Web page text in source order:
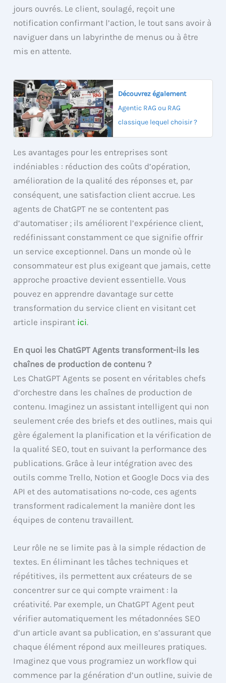
jours ouvrés. Le client, soulagé, reçoit une
notification confirmant l’action, le tout sans avoir à
naviguer dans un labyrinthe de menus ou à être
mis en attente.
Découvrez également
Agentic RAG ou RAG
classique lequel choisir ?
Les avantages pour les entreprises sont
indéniables : réduction des coûts d’opération,
amélioration de la qualité des réponses et, par
conséquent, une satisfaction client accrue. Les
agents de ChatGPT ne se contentent pas
d’automatiser ; ils améliorent l’expérience client,
redéfinissant constamment ce que signifie offrir
un service exceptionnel. Dans un monde où le
consommateur est plus exigeant que jamais, cette
approche proactive devient essentielle. Vous
pouvez en apprendre davantage sur cette
transformation du service client en visitant cet
article inspirant ici.
En quoi les ChatGPT Agents transforment-ils les
chaînes de production de contenu ?
Les ChatGPT Agents se posent en véritables chefs
d’orchestre dans les chaînes de production de
contenu. Imaginez un assistant intelligent qui non
seulement crée des briefs et des outlines, mais qui
gère également la planification et la vérification de
la qualité SEO, tout en suivant la performance des
publications. Grâce à leur intégration avec des
outils comme Trello, Notion et Google Docs via des
API et des automatisations no-code, ces agents
transforment radicalement la manière dont les
équipes de contenu travaillent.
Leur rôle ne se limite pas à la simple rédaction de
textes. En éliminant les tâches techniques et
répétitives, ils permettent aux créateurs de se
concentrer sur ce qui compte vraiment : la
créativité. Par exemple, un ChatGPT Agent peut
vérifier automatiquement les métadonnées SEO
d’un article avant sa publication, en s’assurant que
chaque élément répond aux meilleures pratiques.
Imaginez que vous programiez un workflow qui
commence par la génération d’un outline, suivie de